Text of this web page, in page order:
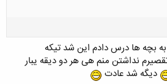
بچه ها درس دادم این شد تیکه
نداشتن منم هی هر دو دیقه یبار
دیگه شد عادت